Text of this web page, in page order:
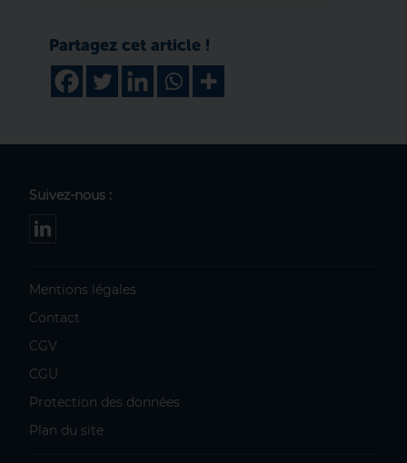
Mentions légales
Contact
CGV
CGU
Protection des données
Plan du site
Suivez-nous :